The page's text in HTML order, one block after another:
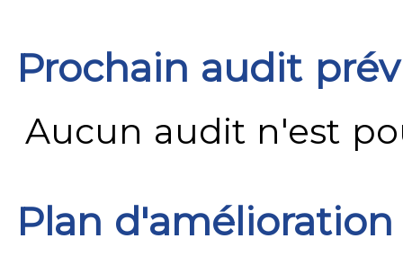
Prochain audit
Aucun audit n'est
Plan